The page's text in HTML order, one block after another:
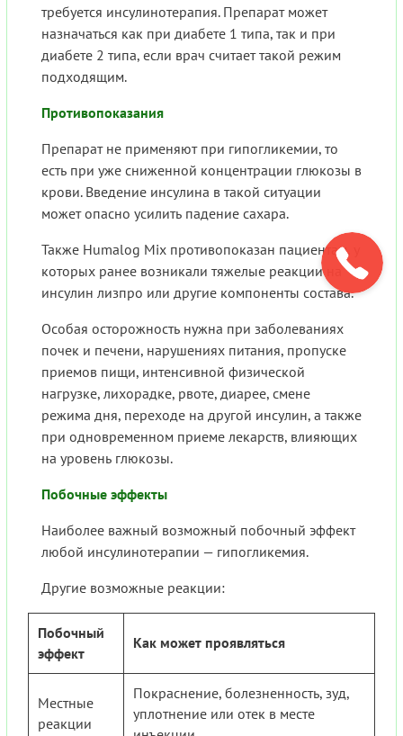
требуется инсулинотерапия. Препарат может
назначаться как при диабете 1 типа, так и при
диабете 2 типа, если врач считает такой режим
подходящим.
Противопоказания
Препарат не применяют при гипогликемии, то
есть при уже сниженной концентрации глюкозы в
крови. Введение инсулина в такой ситуации
может опасно усилить падение сахара.
Также Humalog Mix противопоказан пациентам, у
которых ранее возникали тяжелые реакции на
инсулин лизпро или другие компоненты состава.
Особая осторожность нужна при заболеваниях
почек и печени, нарушениях питания, пропуске
приемов пищи, интенсивной физической
нагрузке, лихорадке, рвоте, диарее, смене
режима дня, переходе на другой инсулин, а также
при одновременном приеме лекарств, влияющих
на уровень глюкозы.
Побочные эффекты
Наиболее важный возможный побочный эффект
любой инсулинотерапии — гипогликемия.
Другие возможные реакции:
Побочный
эффект
Как может проявляться
Местные
реакции
Покраснение, болезненность, зуд,
уплотнение или отек в месте